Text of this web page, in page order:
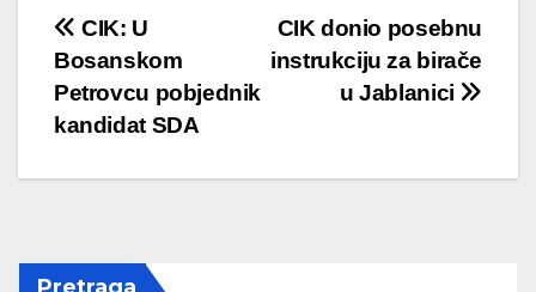
Post
navigation
CIK donio posebnu
instrukciju za birače
u Jablanici
CIK: U
Bosanskom
Petrovcu pobjednik
kandidat SDA
Pretraga